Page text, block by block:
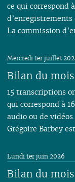
ce qui correspond
d’enregistrements
La commission
Bilan du
Mercredi 1er juillet
15 transcriptions
qui correspond à
audio ou de vidéos.
Grégoire Barbey
Bilan du
Lundi 1er juin 2026